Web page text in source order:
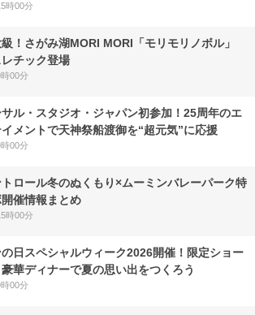
時00分
！さがみ湖MORI MORI「モリモリノボル」
チック登場
00分
ル・スタジオ・ジャパン初参加！25周年のエ
メントで天神祭船渡御を“超元気”に応援
00分
ロール冬のぬくもり×ムーミンバレーパーク特
催情報まとめ
時00分
日スペシャルウィーク2026開催！限定ショー
華ディナーで夏の思い出をつくろう
00分